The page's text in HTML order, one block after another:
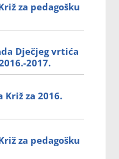
za pedagošku
Dječjeg vrtića
2017.
Križ za 2016.
za pedagošku